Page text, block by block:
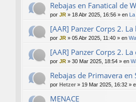
Rebajas en Fanatical de
por JR » 18 Abr 2025, 16:56 » en
[AAR] Panzer Corps 2.
por JR » 05 Abr 2025, 11:40 » en
[AAR] Panzer Corps 2.
por JR » 30 Mar 2025, 18:54 » en
Rebajas de Primavera
por Hetzer » 19 Mar 2025, 16:32 »
MENACE